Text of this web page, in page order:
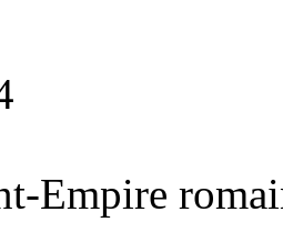
Empire